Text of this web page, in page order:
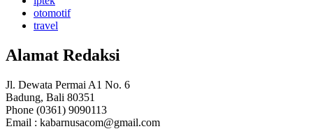
otomotif
travel
Alamat Redaksi
Jl. Dewata Permai A1 No. 6
Badung, Bali 80351
Phone (0361) 9090113
Email : kabarnusacom@gmail.com